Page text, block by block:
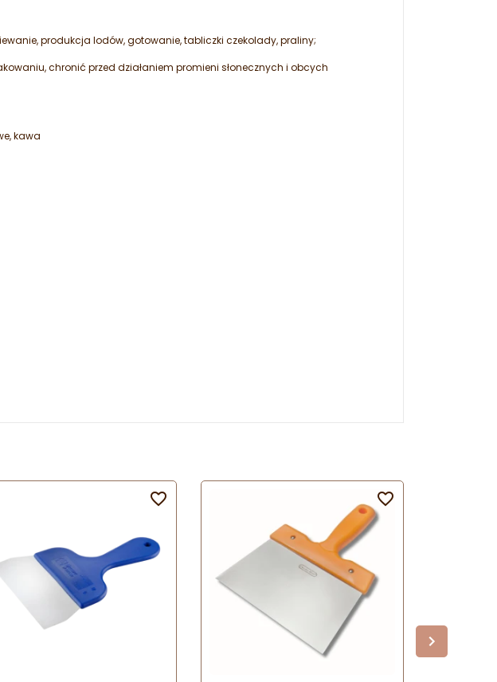
produkcja lodów, gotowanie, tabliczki czekolady, praliny;
chronić przed działaniem promieni słonecznych i obcych
kawa
 